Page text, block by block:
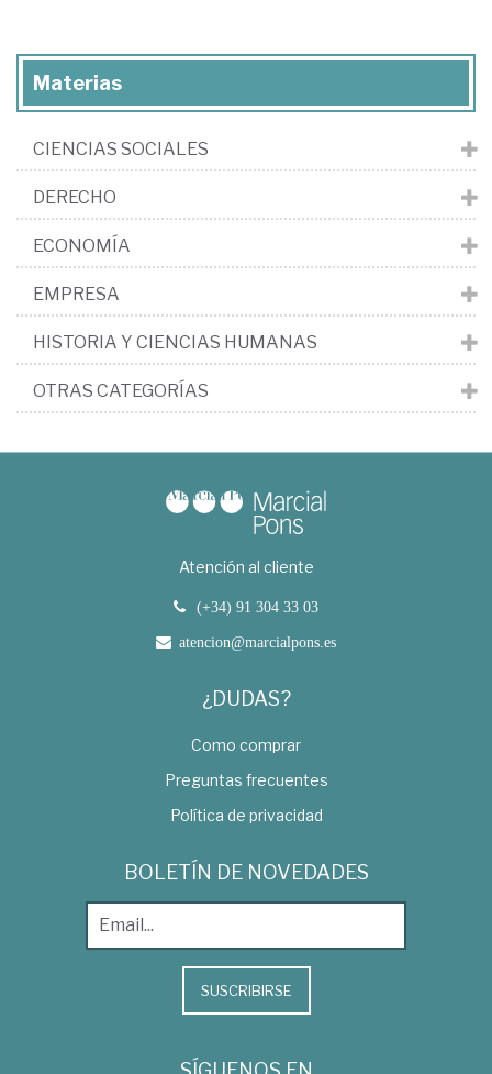
Materias
CIENCIAS SOCIALES
DERECHO
ECONOMÍA
EMPRESA
HISTORIA Y CIENCIAS HUMANAS
OTRAS CATEGORÍAS
Atención al cliente
(+34) 91 304 33 03
atencion@marcialpons.es
¿DUDAS?
Como comprar
Preguntas frecuentes
Política de privacidad
BOLETÍN DE NOVEDADES
SUSCRIBIRSE